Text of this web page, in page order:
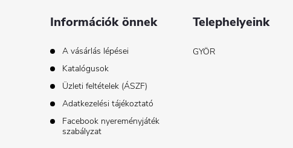
Információk önnek
A vásárlás lépései
Katalógusok
Üzleti feltételek (ÁSZF)
Adatkezelési tájékoztató
Facebook nyereményjáték
szabályzat
Telephelyeink
GYÖR